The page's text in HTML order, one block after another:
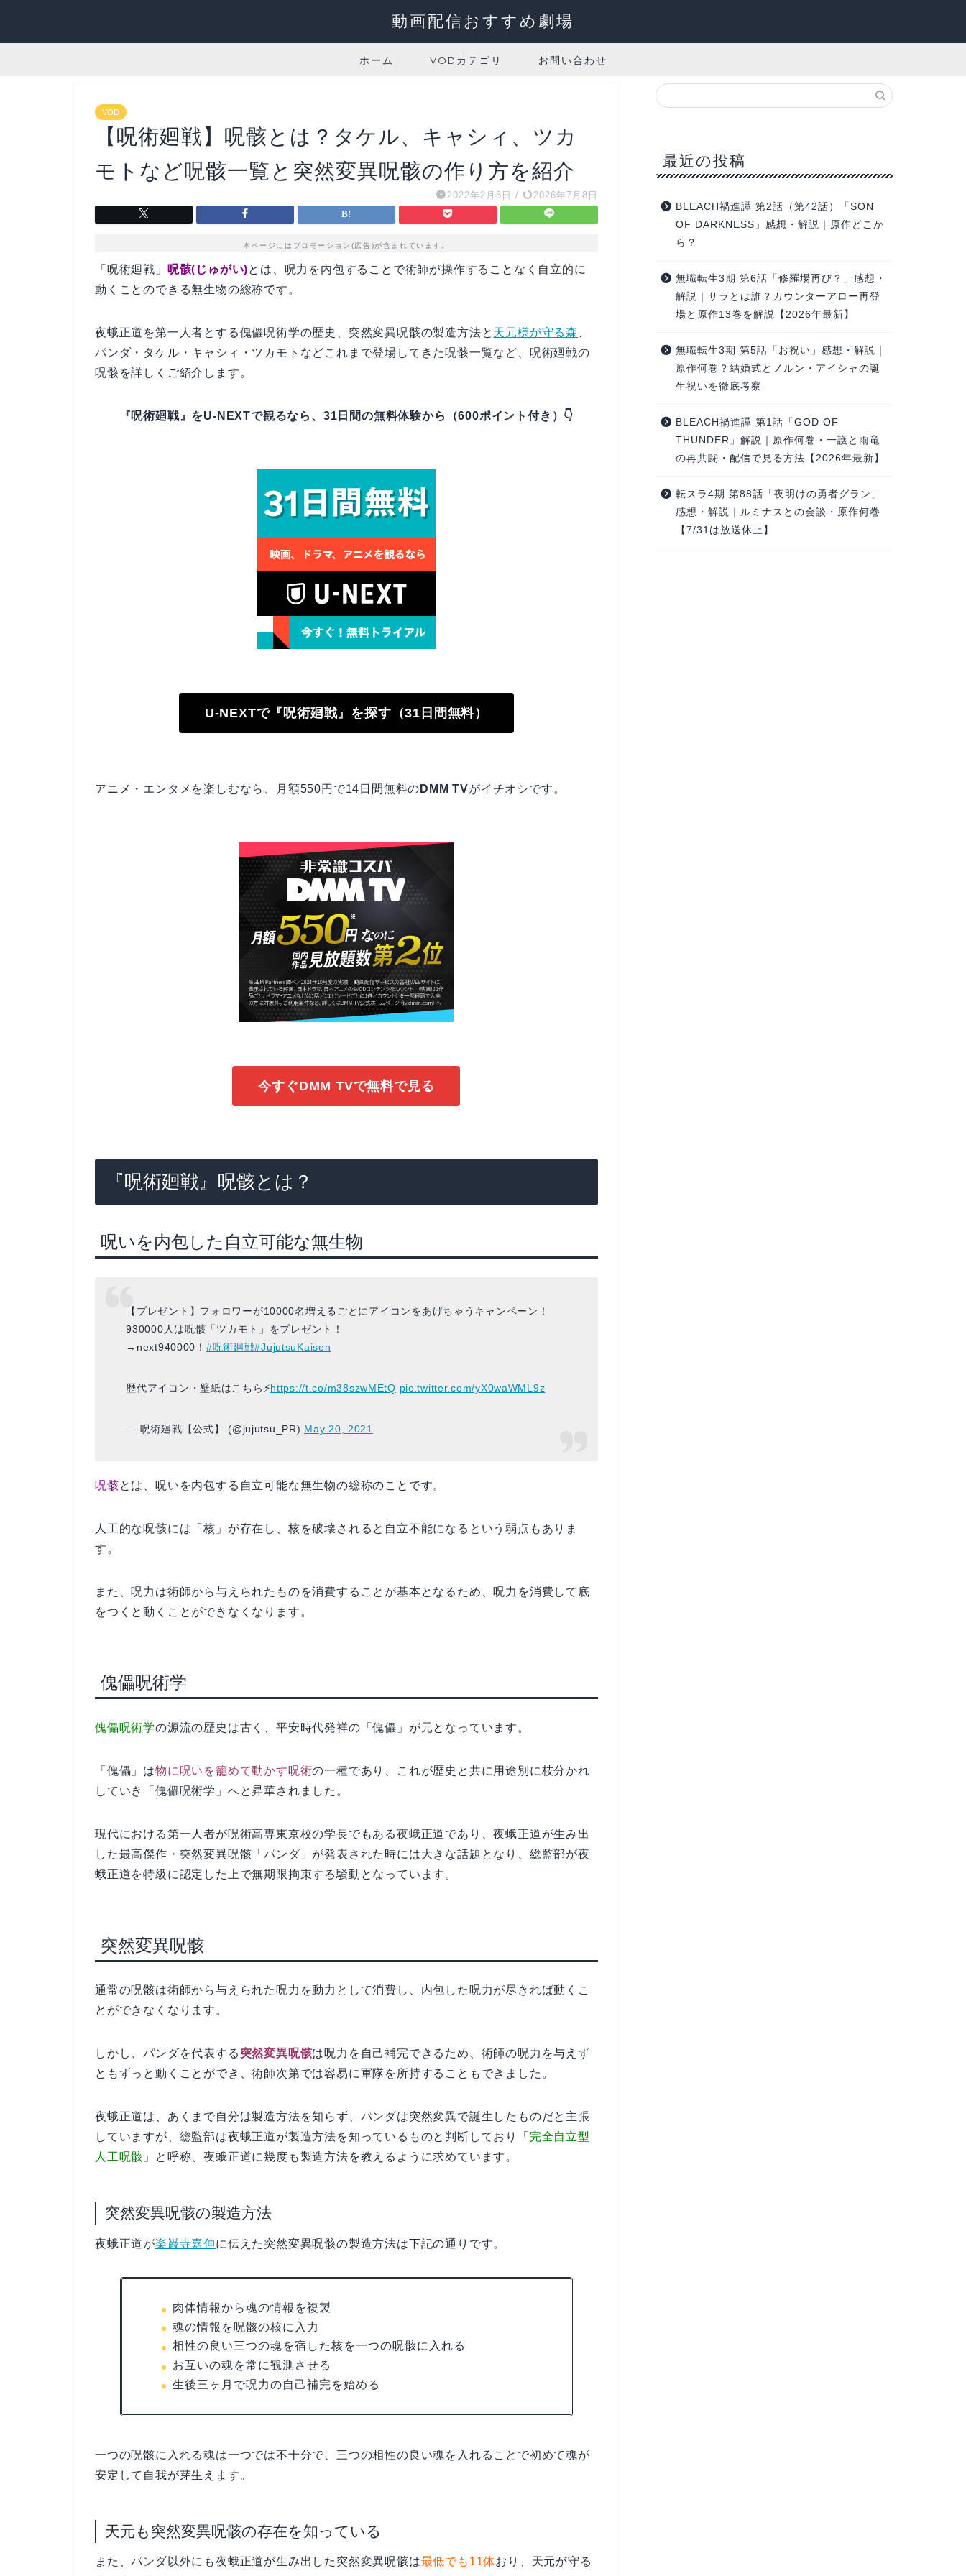
動画配信おすすめ劇場
ホーム VODカテゴリ お問い合わせ
VOD
【呪術廻戦】呪骸とは？タケル、キャシィ、ツカ
モトなど呪骸一覧と突然変異呪骸の作り方を紹介
2022年2月8日 / 2026年7月8日
本ページにはプロモーション(広告)が含まれています。
「呪術廻戦」 呪骸(じゅがい)とは、呪力を内包することで術師が操作することなく自立的に
動くことのできる無生物の総称です。
夜蛾正道を第一人者とする傀儡呪術学の歴史、突然変異呪骸の製造方法と 天元様が守る森
パンダ・タケル・キャシィ・ツカモトなどこれまで登場してきた呪骸一覧など、呪術廻戦の
呪骸を詳しくご紹介します。
『呪術廻戦』をU-NEXTで観るなら、31日間の無料体験から（600ポイント付き）👇
U-NEXTで『呪術廻戦』を探す（31日間無料）
アニメ・エンタメを楽しむなら、月額550円で14日間無料の DMM TVがイチオシです。
今すぐDMM TVで無料で見る
『呪術廻戦』呪骸とは？
呪いを内包した自立可能な無生物
【プレゼント】フォロワーが10000名増えるごとにアイコンをあげちゃうキャンペーン！
930000人は呪骸「ツカモト」をプレゼント！
→next940000！ #呪術廻戦#JujutsuKaisen
歴代アイコン・壁紙はこちら⚡️https://t.co/m38szwMEtQ pic.twitter.com/yX0waWML9z
— 呪術廻戦【公式】 (@jujutsu_PR) May 20, 2021
呪骸とは、呪いを内包する自立可能な無生物の総称のことです。
人工的な呪骸には「核」が存在し、核を破壊されると自立不能になるという弱点もありま
す。
また、呪力は術師から与えられたものを消費することが基本となるため、呪力を消費して底
をつくと動くことができなくなります。
傀儡呪術学
傀儡呪術学の源流の歴史は古く、平安時代発祥の「傀儡」が元となっています。
「傀儡」は物に呪いを籠めて動かす呪術の一種であり、これが歴史と共に用途別に枝分かれ
していき「傀儡呪術学」へと昇華されました。
現代における第一人者が呪術高専東京校の学長でもある夜蛾正道であり、夜蛾正道が生み出
した最高傑作・突然変異呪骸「パンダ」が発表された時には大きな話題となり、総監部が夜
蛾正道を特級に認定した上で無期限拘束する騒動となっています。
突然変異呪骸
通常の呪骸は術師から与えられた呪力を動力として消費し、内包した呪力が尽きれば動くこ
とができなくなります。
しかし、パンダを代表する 突然変異呪骸は呪力を自己補完できるため、術師の呪力を与えず
ともずっと動くことができ、術師次第では容易に軍隊を所持することもできました。
夜蛾正道は、あくまで自分は製造方法を知らず、パンダは突然変異で誕生したものだと主張
していますが、総監部は夜蛾正道が製造方法を知っているものと判断しており「 完全自立型
人工呪骸 」と呼称、夜蛾正道に幾度も製造方法を教えるように求めています。
突然変異呪骸の製造方法
夜蛾正道が楽巌寺嘉伸に伝えた突然変異呪骸の製造方法は下記の通りです。
肉体情報から魂の情報を複製
魂の情報を呪骸の核に入力
相性の良い三つの魂を宿した核を一つの呪骸に入れる
お互いの魂を常に観測させる
生後三ヶ月で呪力の自己補完を始める
一つの呪骸に入れる魂は一つでは不十分で、三つの相性の良い魂を入れることで初めて魂が
安定して自我が芽生えます。
天元も突然変異呪骸の存在を知っている
また、パンダ以外にも夜蛾正道が生み出した突然変異呪骸は最低でも11体おり、天元が守る
最近の投稿
BLEACH禍進譚 第2話（第42話）「SON
OF DARKNESS」感想・解説｜原作どこか
ら？
無職転生3期 第6話「修羅場再び？」感想・
解説｜サラとは誰？カウンターアロー再登
場と原作13巻を解説【2026年最新】
無職転生3期 第5話「お祝い」感想・解説｜
原作何巻？結婚式とノルン・アイシャの誕
生祝いを徹底考察
BLEACH禍進譚 第1話「GOD OF
THUNDER」解説｜原作何巻・一護と雨竜
の再共闘・配信で見る方法【2026年最新】
転スラ4期 第88話「夜明けの勇者グラン」
感想・解説｜ルミナスとの会談・原作何巻
【7/31は放送休止】